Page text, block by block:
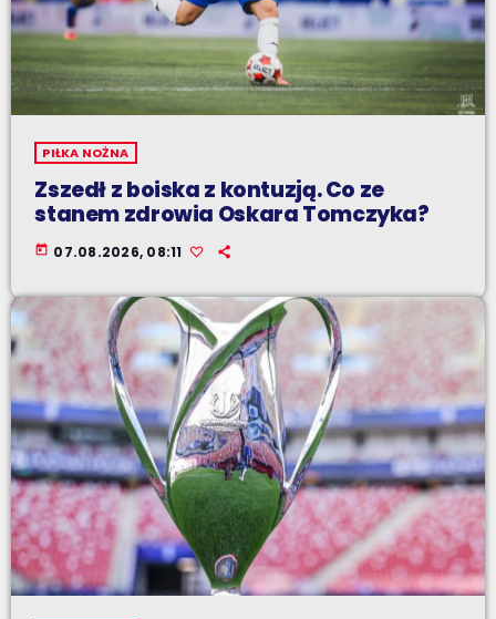
PIŁKA NOŻNA
Zszedł z boiska z kontuzją. Co ze
stanem zdrowia Oskara Tomczyka?
today 07.08.2026, 08:11